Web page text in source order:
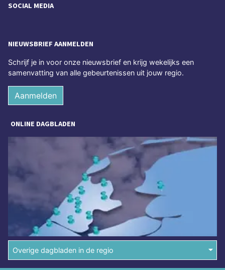
SOCIAL MEDIA
NIEUWSBRIEF AANMELDEN
Schrijf je in voor onze nieuwsbrief en krijg wekelijks een
samenvatting van alle gebeurtenissen uit jouw regio.
Aanmelden
ONLINE DAGBLADEN
Overige dagbladen in de regio